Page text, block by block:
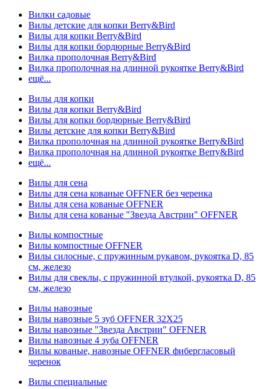
Вилки садовые
Вилы детские для копки Berry&Bird
Вилы для копки Berry&Bird
Вилы для копки бордюрные Berry&Bird
Вилка прополочная Berry&Bird
Вилка прополочная на длинной рукоятке Berry&Bird
ещё...
Вилы для копки
Вилы для копки Berry&Bird
Вилы для копки бордюрные Berry&Bird
Вилы детские для копки Berry&Bird
Вилка прополочная на длинной рукоятке Berry&Bird
Вилка прополочная на длинной рукоятке Berry&Bird
ещё...
Вилы для сена
Вилы для сена кованые OFFNER без черенка
Вилы для сена кованые OFFNER
Вилы для сена кованые "Звезда Австрии" OFFNER
Вилы компостные
Вилы компостные OFFNER
Вилы силосные, с пружинным рукавом, рукоятка D, 85
см, железо
Вилы для свеклы, с пружинной втулкой, рукоятка D, 85
см, железо
Вилы навозные
Вилы навозные 5 зуб OFFNER 32X25
Вилы навозные "Звезда Австрии" OFFNER
Вилы навозные 4 зуба OFFNER
Вилы кованые, навозные OFFNER фибергласовый
черенок
Вилы специальные